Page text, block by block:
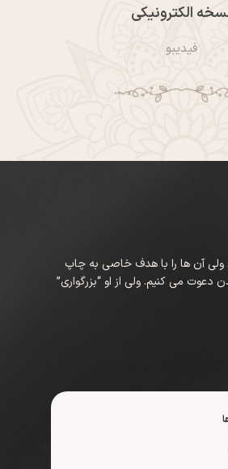
الکترونیکی
فیدیبو
ولی آن ها را با هدف خاصی به چاپ
دعوت می کنیم. ولی از او “بزرگواری”